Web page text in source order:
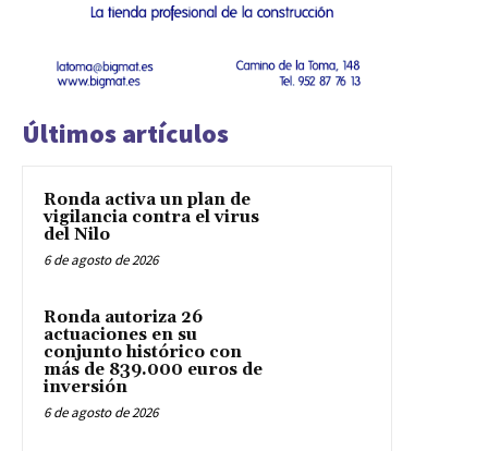
Últimos artículos
Ronda activa un plan de
vigilancia contra el virus
del Nilo
6 de agosto de 2026
Ronda autoriza 26
actuaciones en su
conjunto histórico con
más de 839.000 euros de
inversión
6 de agosto de 2026